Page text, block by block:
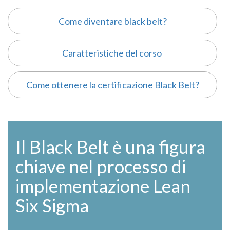
Come diventare black belt?
Caratteristiche del corso
Come ottenere la certificazione Black Belt?
Il Black Belt è una figura
chiave nel processo di
implementazione Lean
Six Sigma